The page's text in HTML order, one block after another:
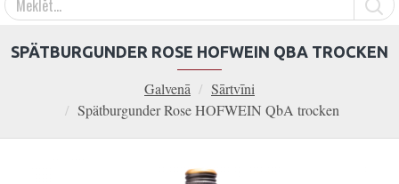
Galvenā
Sārtvīni
Spätburgunder Rose HOFWEIN QbA trocken
SPÄTBURGUNDER ROSE HOFWEIN QBA TROCKEN